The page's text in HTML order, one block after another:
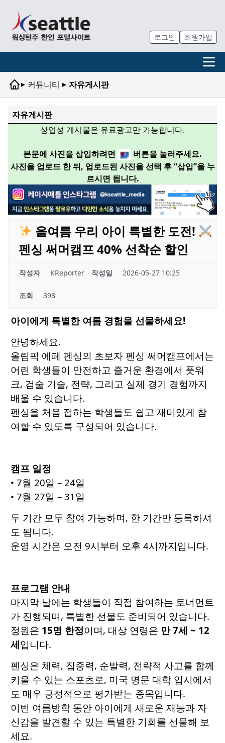
로그인 회원가입
▸ 커뮤니티 ▸ 자유게시판
자유게시판
상업성 게시물은 유료광고만 가능합니다.
본문에 사진을 삽입하려면
버튼을 눌러주세요.
사진을 업로드 한 뒤, 업로드된 사진을 선택 후 “삽입”을 누
르시면 됩니다.
올여름 우리 아이 특별한 도전!
펜싱 써머캠프 40% 선착순 할인
작성자 KReporter 작성일 2026-05-27 10:25
조회 398
아이에게 특별한 여름 경험을 선물하세요!
안녕하세요.
올림픽 에페 펜싱의 초보자 펜싱 써머캠프에서는
어린 학생들이 안전하고 즐거운 환경에서 풋워
크, 검술 기술, 전략, 그리고 실제 경기 경험까지
배울 수 있습니다.
펜싱을 처음 접하는 학생들도 쉽고 재미있게 참
여할 수 있도록 구성되어 있습니다.
캠프 일정
• 7월 20일 – 24일
• 7월 27일 – 31일
두 기간 모두 참여 가능하며, 한 기간만 등록하셔
도 됩니다.
운영 시간은 오전 9시부터 오후 4시까지입니다.
프로그램 안내
마지막 날에는 학생들이 직접 참여하는 토너먼트
가 진행되며, 특별한 선물도 준비되어 있습니다.
정원은 15명 한정이며, 대상 연령은 만 7세 ~ 12
세입니다.
펜싱은 체력, 집중력, 순발력, 전략적 사고를 함께
키울 수 있는 스포츠로, 미국 명문 대학 입시에서
도 매우 긍정적으로 평가받는 종목입니다.
이번 여름방학 동안 아이에게 새로운 재능과 자
신감을 발견할 수 있는 특별한 기회를 선물해 보
세요.